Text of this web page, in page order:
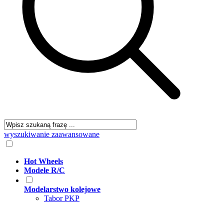
wyszukiwanie zaawansowane
Hot Wheels
Modele R/C
Modelarstwo kolejowe
Tabor PKP